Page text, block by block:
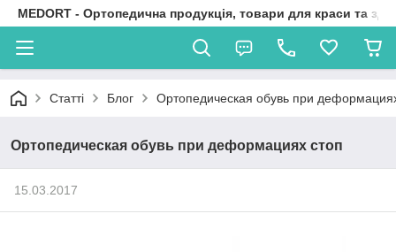
MEDORT - Ортопедична продукція, товари для краси та
Статті Блог Ортопедическая обувь при
Ортопедическая обувь при деформациях стоп
15.03.2017